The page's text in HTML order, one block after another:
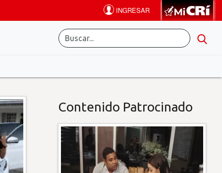
Contenido Patrocinado